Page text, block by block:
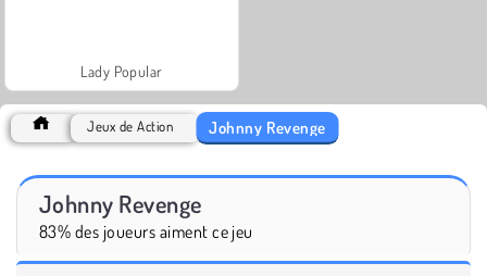
Lady Popular
Jeux de Action Johnny Revenge
Johnny Revenge
83% des joueurs aiment ce jeu